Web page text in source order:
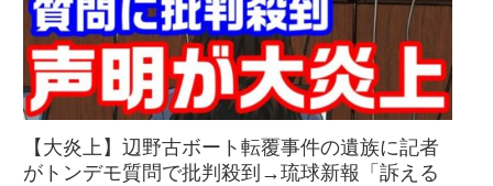
【大炎上】辺野古ボート転覆事件の遺族に記者
がトンデモ質問で批判殺到→琉球新報「訴える